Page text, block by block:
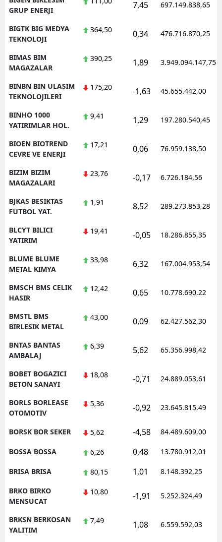
GRUP ENERJI
7,45 697.149.838,65
BIGTK BIG MEDYA
TEKNOLOJI
364,50 0,34 476.716.870,25
BIMAS BIM
MAGAZALAR
390,25 1,89 3.949.094.147,75
BINBN BIN ULASIM
TEKNOLOJILERI
175,20 -1,63 45.655.442,00
BINHO 1000
YATIRIMLAR HOL.
9,41 1,29 197.280.540,45
BIOEN BIOTREND
CEVRE VE ENERJI
17,21 0,06 76.959.138,50
BIZIM BIZIM
MAGAZALARI
23,76 -0,17 6.726.184,56
BJKAS BESIKTAS
FUTBOL YAT.
1,91 8,52 289.273.853,28
BLCYT BILICI
YATIRIM
19,41 -0,05 18.286.855,35
BLUME BLUME
METAL KIMYA
33,98 6,32 167.004.953,54
BMSCH BMS CELIK
HASIR
12,42 0,65 10.778.690,22
BMSTL BMS
BIRLESIK METAL
43,00 0,09 62.427.562,30
BNTAS BANTAS
AMBALAJ
6,39 5,62 65.356.998,42
BOBET BOGAZICI
BETON SANAYI
18,08 -0,71 24.889.053,61
BORLS BORLEASE
OTOMOTIV
5,36 -0,92 23.645.815,49
BORSK BOR SEKER 5,62 -4,58 84.489.609,00
BOSSA BOSSA 6,26 0,48 13.780.912,01
BRISA BRISA 80,15 1,01 8.148.392,25
BRKO BIRKO
MENSUCAT
10,80 -1,91 5.252.324,49
BRKSN BERKOSAN
YALITIM
7,49 1,08 6.559.592,03